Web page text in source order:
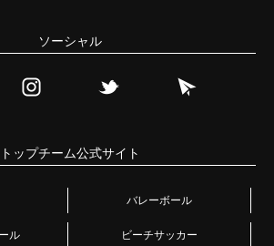
ソーシャル
トップチーム公式サイト
バレーボール
ル ビーチサッカー